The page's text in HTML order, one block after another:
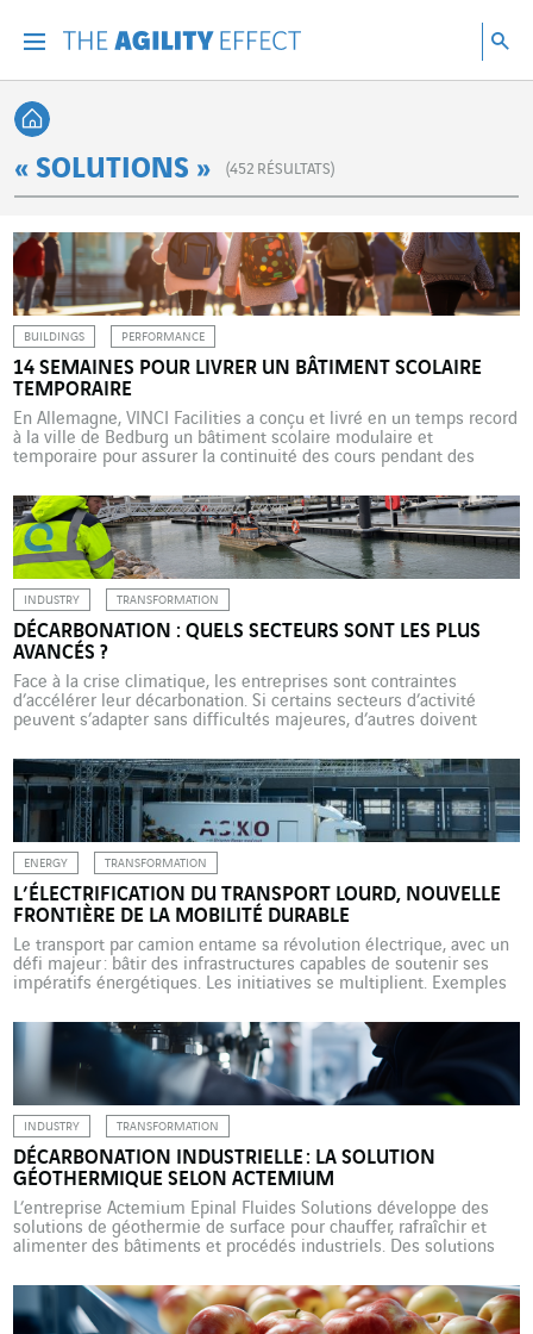
Retour à l'accueil
« SOLUTIONS » (452 RÉSULTATS)
BUILDINGS PERFORMANCE
14 SEMAINES POUR LIVRER UN BÂTIMENT SCOLAIRE
TEMPORAIRE
En Allemagne, VINCI Facilities a conçu et livré en un temps record
à la ville de Bedburg un bâtiment scolaire modulaire et
temporaire pour assurer la continuité des cours pendant des
l’entreprise en matière de solutions flexibles. Le 22 mai 2025,
VINCI Facilities Solution en Allemagne […]
INDUSTRY TRANSFORMATION
DÉCARBONATION : QUELS SECTEURS SONT LES PLUS
AVANCÉS ?
Face à la crise climatique, les entreprises sont contraintes
d’accélérer leur décarbonation. Si certains secteurs d’activité
peuvent s’adapter sans difficultés majeures, d’autres doivent
enjeux. VINCI Energies accompagne de nombreuses entreprises
dans cette trajectoire d’atténuation et d’adaptation. Dans un
contexte mondial de crise climatique, de volatilité énergétique et
[…]
ENERGY TRANSFORMATION
L’ÉLECTRIFICATION DU TRANSPORT LOURD, NOUVELLE
FRONTIÈRE DE LA MOBILITÉ DURABLE
Le transport par camion entame sa révolution électrique, avec un
défi majeur : bâtir des infrastructures capables de soutenir ses
impératifs énergétiques. Les initiatives se multiplient. Exemples
vers un avenir bas-carbone, l’électrification du transport lourd –
camions, bus, trains et navires – s’impose comme l’un […]
INDUSTRY TRANSFORMATION
DÉCARBONATION INDUSTRIELLE : LA SOLUTION
GÉOTHERMIQUE SELON ACTEMIUM
L’entreprise Actemium Epinal Fluides Solutions développe des
solutions de géothermie de surface pour chauffer, rafraîchir et
alimenter des bâtiments et procédés industriels. Des solutions
mobilisant des énergies fossiles. Face aux enjeux énergétiques et
environnementaux, Actemium Epinal Fluides Solutions, entreprise
de VINCI Energies spécialisée dans la tuyauterie […]